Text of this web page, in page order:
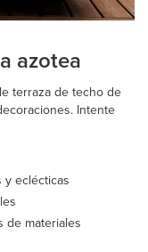
azotea
terraza de techo de
Intente
y eclécticas
de materiales